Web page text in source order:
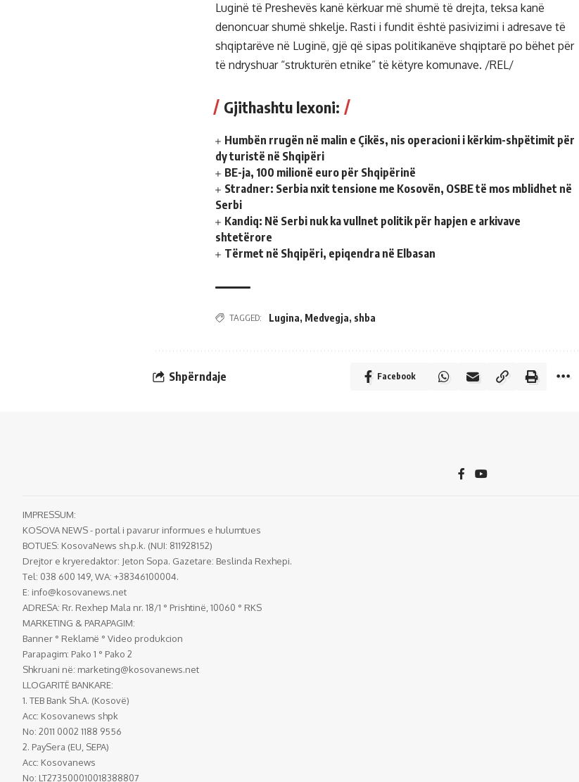
Luginë të Preshevës kanë kërkuar më shumë të drejta, teksa kanë
denoncuar shumë shkelje. Rasti i fundit është pasivizimi i adresave të
shqiptarëve në Luginë, gjë që sipas politikanëve shqiptarë po bëhet për
të ndryshuar “strukturën etnike” të këtyre komunave. /REL/
Gjithashtu lexoni:
Humbën rrugën në malin e Çikës, nis operacioni i kërkim-shpëtimit për
dy turistë në Shqipëri
BE-ja, 100 milionë euro për Shqipërinë
Stradner: Serbia nxit tensione me Kosovën, OSBE të mos mblidhet në
Serbi
Kandiq: Në Serbi nuk ka vullnet politik për hapjen e arkivave
shtetërore
Tërmet në Shqipëri, epiqendra në Elbasan
TAGGED: Lugina, Medvegja, shba
Shpërndaje Facebook
IMPRESSUM:
KOSOVA NEWS - portal i pavarur informues e hulumtues
BOTUES: KosovaNews sh.p.k. (NUI: 811928152)
Drejtor e kryeredaktor: Jeton Sopa. Gazetare: Beslinda Rexhepi.
Tel: 038 600 149, WA: +38346100004.
E: info@kosovanews.net
ADRESA: Rr. Rexhep Mala nr. 18/1 ° Prishtinë, 10060 ° RKS
MARKETING & PARAPAGIM:
Banner ° Reklamë ° Video produkcion
Parapagim: Pako 1 ° Pako 2
Shkruani në: marketing@kosovanews.net
LLOGARITË BANKARE:
1. TEB Bank Sh.A. (Kosovë)
Acc: Kosovanews shpk
No: 2011 0002 1188 9556
2. PaySera (EU, SEPA)
Acc: Kosovanews
No: LT273500010018388807